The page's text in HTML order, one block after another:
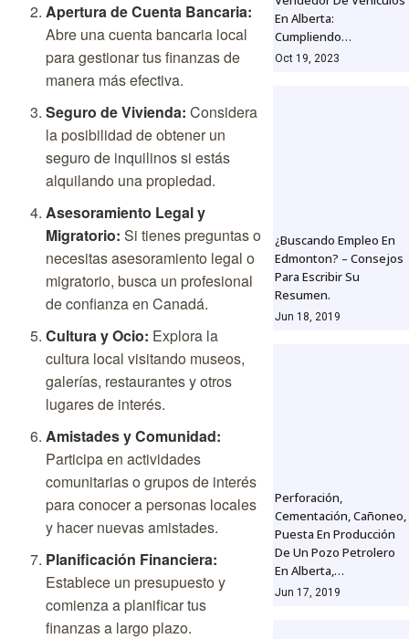
Apertura de Cuenta Bancaria:
Abre una cuenta bancaria local
para gestionar tus finanzas de
manera más efectiva.
Seguro de Vivienda: Considera
la posibilidad de obtener un
seguro de inquilinos si estás
alquilando una propiedad.
Asesoramiento Legal y
Migratorio: Si tienes preguntas o
necesitas asesoramiento legal o
migratorio, busca un profesional
de confianza en Canadá.
Cultura y Ocio: Explora la
cultura local visitando museos,
galerías, restaurantes y otros
lugares de interés.
Amistades y Comunidad:
Participa en actividades
comunitarias o grupos de interés
para conocer a personas locales
y hacer nuevas amistades.
Planificación Financiera:
Establece un presupuesto y
comienza a planificar tus
finanzas a largo plazo.
En Alberta:
Cumpliendo…
Oct 19, 2023
¿Buscando Empleo En
Edmonton? – Consejos
Para Escribir Su
Resumen.
Jun 18, 2019
Perforación,
Cementación, Cañoneo,
Puesta En Producción
De Un Pozo Petrolero
En Alberta,…
Jun 17, 2019